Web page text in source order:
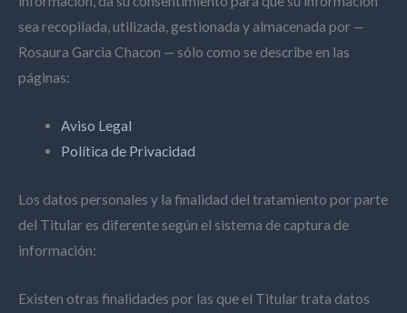
sea recopilada, utilizada, gestionada y almacenada por —
Rosaura Garcia Chacon — sólo como se describe en las
páginas:
Aviso Legal
Política de Privacidad
Los datos personales y la finalidad del tratamiento por parte
del Titular es diferente según el sistema de captura de
información:
Existen otras finalidades por las que el Titular trata datos